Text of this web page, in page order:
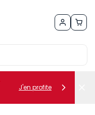
J'en profite